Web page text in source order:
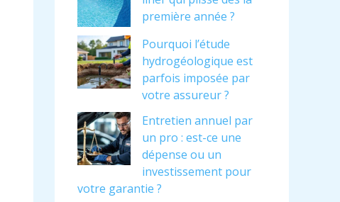
première année ?
Pourquoi l’étude
hydrogéologique est
parfois imposée par
votre assureur ?
Entretien annuel par
un pro : est-ce une
dépense ou un
investissement pour
votre garantie ?